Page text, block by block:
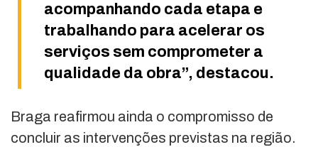
acompanhando cada etapa e
trabalhando para acelerar os
serviços sem comprometer a
qualidade da obra”, destacou.
Braga reafirmou ainda o compromisso de
concluir as intervenções previstas na região.